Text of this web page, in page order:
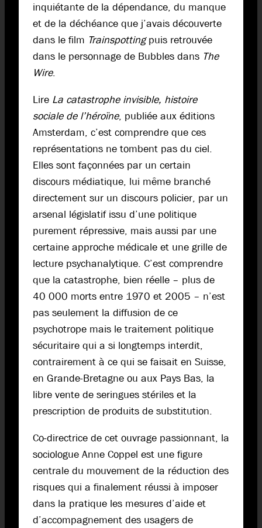
inquiétante de la dépendance, du manque
et de la déchéance que j’avais découverte
dans le film Trainspottingpuis retrouvée
dans le personnage de Bubbles dans The
Wire.
Lire La catastrophe invisible, histoire
sociale de l’héroïne, publiée aux éditions
Amsterdam, c’est comprendre que ces
représentations ne tombent pas du ciel.
Elles sont façonnées par un certain
discours médiatique, lui même branché
directement sur un discours policier, par un
arsenal législatif issu d’une politique
purement répressive, mais aussi par une
certaine approche médicale et une grille de
lecture psychanalytique. C’est comprendre
que la catastrophe, bien réelle – plus de
40 000 morts entre 1970 et 2005 – n’est
pas seulement la diffusion de ce
psychotrope mais le traitement politique
sécuritaire qui a si longtemps interdit,
contrairement à ce qui se faisait en Suisse,
en Grande-Bretagne ou aux Pays Bas, la
libre vente de seringues stériles et la
prescription de produits de substitution.
Co-directrice de cet ouvrage passionnant, la
sociologue Anne Coppel est une figure
centrale du mouvement de la réduction des
risques qui a finalement réussi à imposer
dans la pratique les mesures d’aide et
d’accompagnement des usagers de